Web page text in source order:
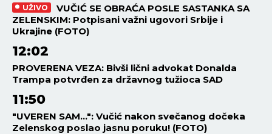
UŽIVO
VUČIĆ SE OBRAĆA POSLE SASTANKA SA
ZELENSKIM: Potpisani važni ugovori Srbije i
Ukrajine (FOTO)
12:02
PROVERENA VEZA: Bivši lični advokat Donalda
Trampa potvrđen za državnog tužioca SAD
11:50
"UVEREN SAM...": Vučić nakon svečanog dočeka
Zelenskog poslao jasnu poruku! (FOTO)